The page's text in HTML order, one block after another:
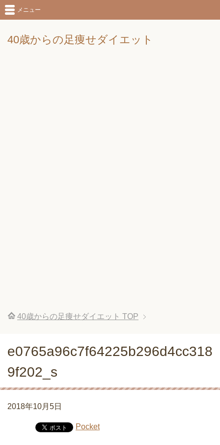
40歳からの足痩せダイエット
メニュー
40歳からの足痩せダイエット TOP
e0765a96c7f64225b296d4cc318
9f202_s
2018年10月5日
Pocket